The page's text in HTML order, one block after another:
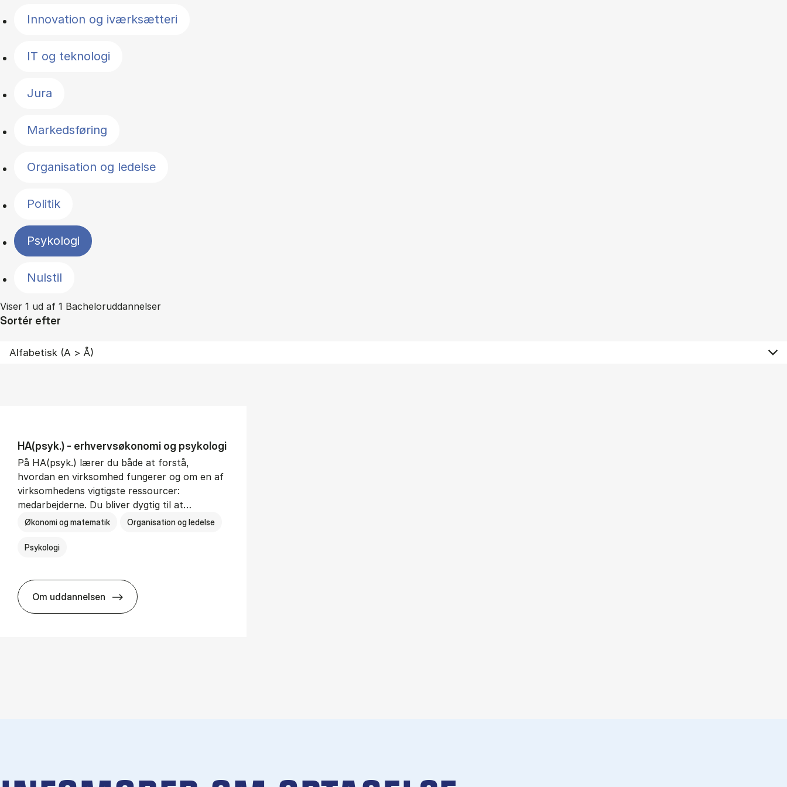
Innovation og iværksætteri
IT og teknologi
Jura
Markedsføring
Organisation og ledelse
Politik
Psykologi
Nulstil
Viser 1 ud af 1 Bacheloruddannelser
Sortér efter
HA(psyk.) - erhvervs­økonomi og psy­ko­lo­gi
På HA(psyk.) lærer du både at forstå,
hvordan en virksomhed fungerer og om en af
virksomhedens vigtigste ressourcer:
medarbejderne. Du bliver dygtig til at…
Økonomi og matematik Organisation og ledelse
Psykologi
Om uddannelsen
HA(psyk.) - erhvervs­økonomi og psy­ko­lo­gi